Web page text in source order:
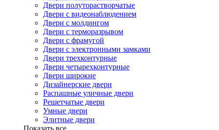
Двери полуторастворчатые
Двери с видеонаблюдением
Двери с молдингом
Двери с терморазрывом
Двери с фрамугой
Двери с электронными замками
Двери трехконтурные
Двери четырехконтурные
Двери широкие
Дизайнерские двери
Распашные уличные двери
Решетчатые двери
Умные двери
Элитные двери
Показать все